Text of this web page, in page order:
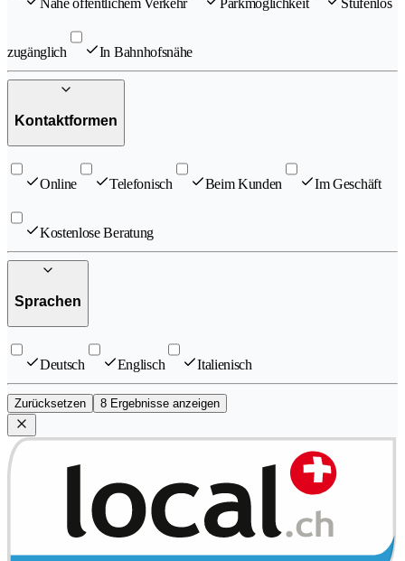
zugänglich In Bahnhofsnähe
Kontaktformen
Online Telefonisch Beim Kunden Im Geschäft
Kostenlose Beratung
Sprachen
Deutsch Englisch Italienisch
Zurücksetzen 8 Ergebnisse anzeigen